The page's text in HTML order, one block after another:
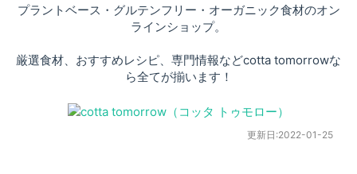
プラントベース・グルテンフリー・オーガニック食材のオン
ラインショップ。
厳選食材、おすすめレシピ、専門情報などcotta tomorrowな
ら全てが揃います！
更新日:2022-01-25